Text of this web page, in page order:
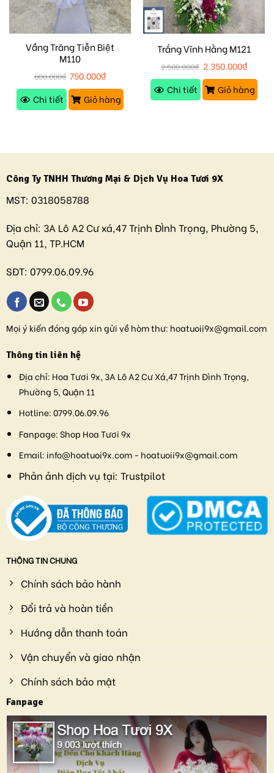
Vầng Trăng Tiễn Biệt
M110
800.000₫ 750.000₫
Chi tiết
Giỏ hàng
Trắng Vĩnh Hằng M121
2.500.000₫ 2.350.000₫
Chi tiết
Giỏ hàng
Công Ty TNHH Thương Mại & Dịch Vụ Hoa Tươi 9X
MST: 0318058788
Địa chỉ: 3A Lô A2 Cư xá,47 Trịnh ĐÌnh Trọng, Phường 5,
Quận 11, TP.HCM
SĐT: 0799.06.09.96
Mọi ý kiến đóng góp xin gửi về hòm thư: hoatuoii9x@gmail.com
Thông tin liên hệ
Địa chỉ: Hoa Tươi 9x, 3A Lô A2 Cư Xá,47 Trịnh Đình Trọng,
Phường 5, Quận 11
Hotline:0799.06.09.96
Fanpage:Shop Hoa Tươi 9x
Email: info@hoatuoi9x.com - hoatuoii9x@gmail.com
Phản ảnh dịch vụ tại: Trustpilot
THÔNG TIN CHUNG
Chính sách bảo hành
Đổi trả và hoàn tiền
Hướng dẫn thanh toán
Vận chuyển và giao nhận
Chính sách bảo mật
Fanpage